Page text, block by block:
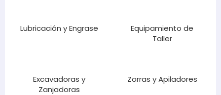
Lubricación y Engrase
Equipamiento de
Taller
Excavadoras y
Zanjadoras
Zorras y Apiladores